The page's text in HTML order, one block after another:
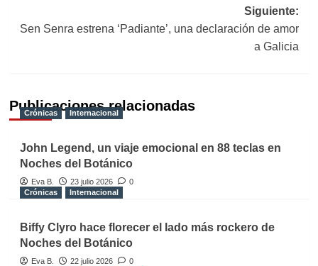
Siguiente:
Sen Senra estrena ‘Padiante’, una declaración de amor
a Galicia
Publicaciones relacionadas
Crónicas Internacional
John Legend, un viaje emocional en 88 teclas en
Noches del Botánico
Eva B. 23 julio 2026
0
Crónicas
Internacional
Biffy Clyro hace florecer el lado más rockero de
Noches del Botánico
Eva B. 22 julio 2026
0